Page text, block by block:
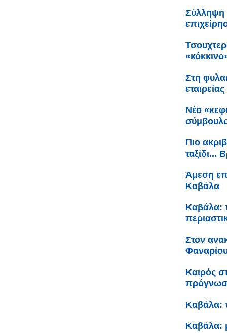
Σύλληψη
Στη
Νέο
Πιο
ταξίδι...
Άμεση
Καβάλα
Καβάλα:
Στον
Καιρός
Καβάλα:
Καβάλα: